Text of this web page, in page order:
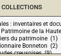
COLLECTIONS